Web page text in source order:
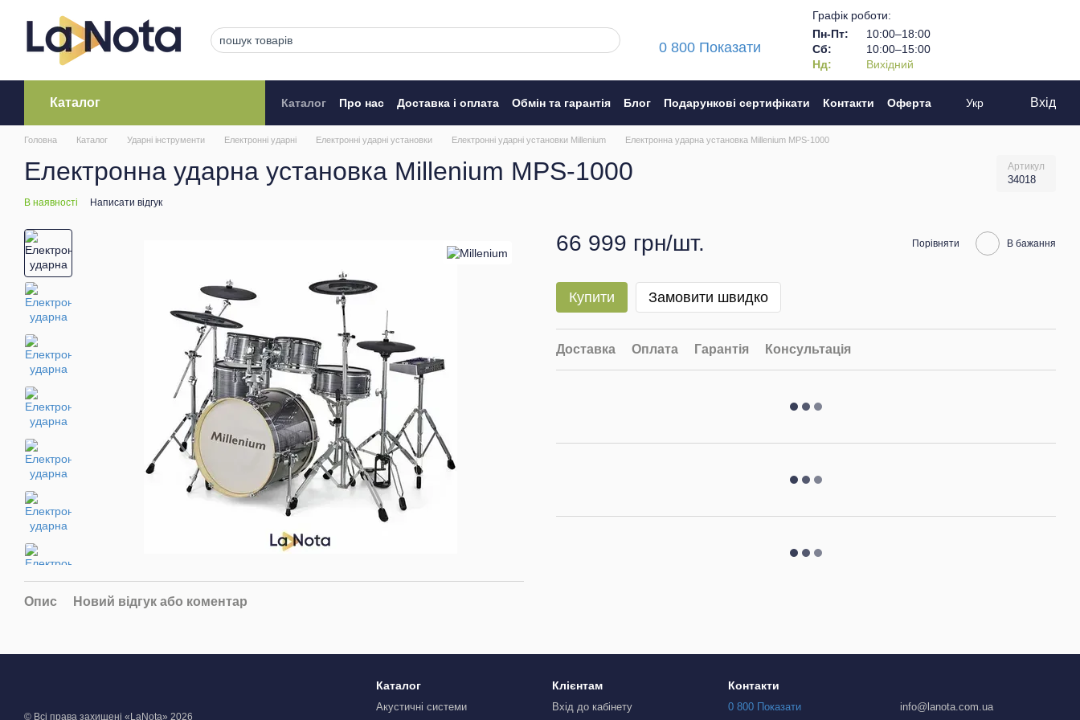
0 800 Показати
Графік роботи:
Пн-Пт:
10:00–18:00
Сб:
10:00–15:00
Нд:
Вихідний
Каталог Каталог Про нас Доставка і оплата Обмін та гарантія Блог Подарункові сертифікати Контакти
Оферта
Укр Вхід
Головна Каталог Ударні інструменти Електронні ударні Електронні ударні установки Електронні ударні установки Millenium Електронна ударна установка Millenium MPS-1000
Електронна ударна установка Millenium MPS-1000 Артикул
34018
В наявності Написати відгук
Опис Новий відгук або коментар
66 999 грн/шт. Порівняти В бажання
Купити Замовити швидко
Доставка Оплата Гарантія Консультація
© Всі права захищені «LaNota» 2026
Каталог
Акустичні системи
Клієнтам
Вхід до кабінету
Контакти
0 800 Показати info@lanota.com.ua